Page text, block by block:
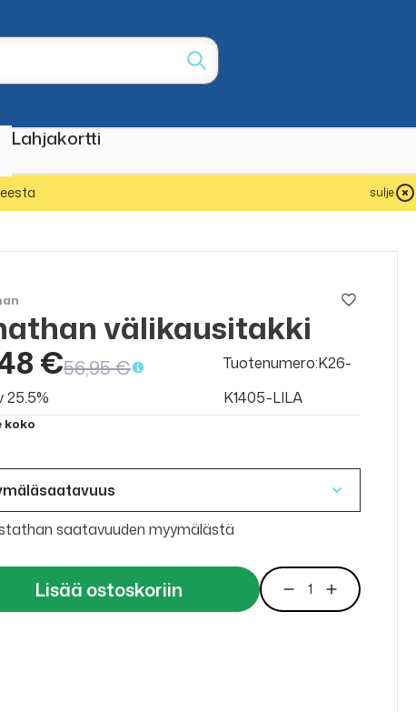
Lahjakortti
sulje
välikausitakki
€56,95 €
25.5%
Tuotenumero:K26-
K1405-LILA
koko
saatavuuden myymälästä
Lisää ostoskoriin